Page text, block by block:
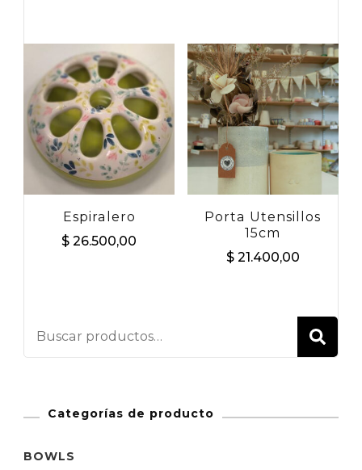
Espiralero
$ 26.500,00
Porta Utensillos
15cm
$21.400,00
Categorías de producto
BOWLS